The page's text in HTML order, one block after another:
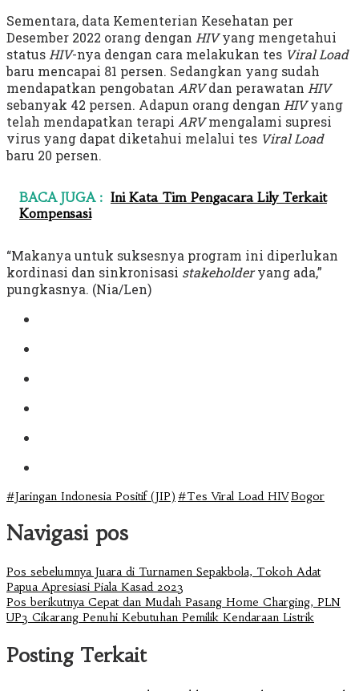
Sementara, data Kementerian Kesehatan per
Desember 2022 orang dengan HIVyang mengetahui
status HIV-nya dengan cara melakukan tes Viral Load
baru mencapai 81 persen. Sedangkan yang sudah
mendapatkan pengobatan ARVdan perawatan HIV
sebanyak 42 persen. Adapun orang dengan HIVyang
telah mendapatkan terapi ARVmengalami supresi
virus yang dapat diketahui melalui tes Viral Load
baru 20 persen.
BACA JUGA : Ini Kata Tim Pengacara Lily Terkait
Kompensasi
“Makanya untuk suksesnya program ini diperlukan
kordinasi dan sinkronisasi stakeholderyang ada,”
pungkasnya. (Nia/Len)
#Jaringan Indonesia Positif (JIP) #Tes Viral Load HIVBogor
Navigasi pos
Pos sebelumnyaJuara di Turnamen Sepakbola, Tokoh Adat
Papua Apresiasi Piala Kasad 2023
Pos berikutnyaCepat dan Mudah Pasang Home Charging, PLN
UP3 Cikarang Penuhi Kebutuhan Pemilik Kendaraan Listrik
Posting Terkait